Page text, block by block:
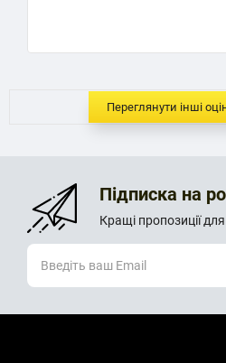
Переглянути інші
Підписка на
Кращі пропозиції